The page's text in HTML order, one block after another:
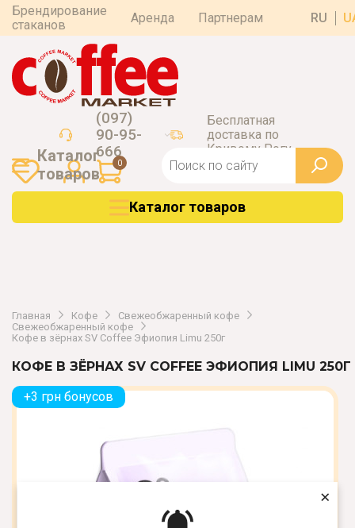
×
Брендирование
стаканов
Аренда Партнерам RU
(097)
90-95-
666
Бесплатная
доставка по
Кривому Рогу
0
Каталог
товаров
Каталог товаров
Главная Кофе
Свежеобжаренный кофе
Свежеобжаренный кофе
Кофе в зёрнах SV Coffee Эфиопия Limu 250г
КОФЕ В ЗЁРНАХ SV COFFEE ЭФИОПИЯ LIMU 250Г
+3 грн бонусов